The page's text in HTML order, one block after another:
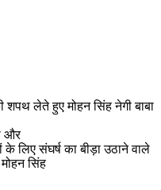
लेते हुए मोहन सिंह नेगी बाबा
और
लिए संघर्ष का बीड़ा उठाने वाले
सिंह